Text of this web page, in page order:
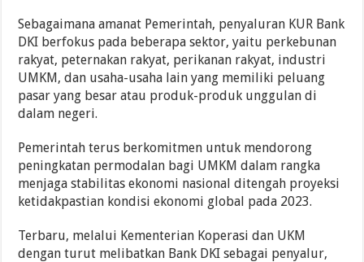
Sebagaimana amanat Pemerintah, penyaluran KUR Bank
DKI berfokus pada beberapa sektor, yaitu perkebunan
rakyat, peternakan rakyat, perikanan rakyat, industri
UMKM, dan usaha-usaha lain yang memiliki peluang
pasar yang besar atau produk-produk unggulan di
dalam negeri.
Pemerintah terus berkomitmen untuk mendorong
peningkatan permodalan bagi UMKM dalam rangka
menjaga stabilitas ekonomi nasional ditengah proyeksi
ketidakpastian kondisi ekonomi global pada 2023.
Terbaru, melalui Kementerian Koperasi dan UKM
dengan turut melibatkan Bank DKI sebagai penyalur,